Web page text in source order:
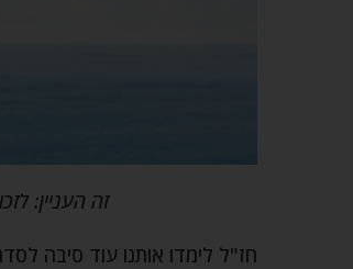
זה העניין:
חז"ל לימדו אותנו עוד סיבה